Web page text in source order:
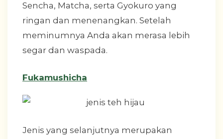
Sencha, Matcha, serta Gyokuro yang
ringan dan menenangkan. Setelah
meminumnya Anda akan merasa lebih
segar dan waspada.
Fukamushicha
Jenis yang selanjutnya merupakan